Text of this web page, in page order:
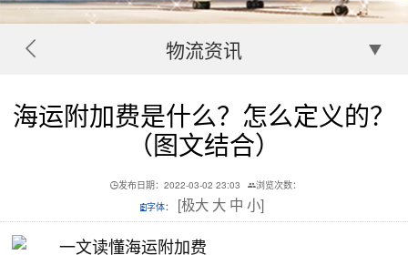
物流资讯
海运附加费是什么？怎么定义的？
（图文结合）
发布日期：2022-03-02 23:03
浏览次数：
字体：
[极大 大 中 小]